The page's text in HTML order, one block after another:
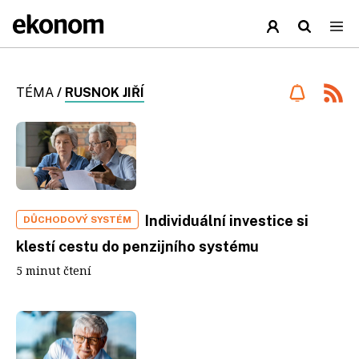
TÉMA / RUSNOK JIŘÍ
DŮCHODOVÝ SYSTÉM
Individuální investice si
klestí cestu do penzijního systému
5 minut čtení